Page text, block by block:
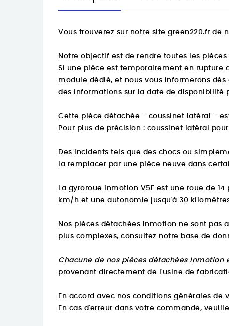
Vous trouverez sur notre site green220.fr de
Notre objectif est de rendre toutes les
Si une pièce est temporairement en rupture
module dédié, et nous vous informerons
des informations sur la date de disponibilité
Cette pièce détachée - coussinet latéral -
Pour plus de précision : coussinet latéral
Des incidents tels que des chocs ou
la remplacer par une pièce neuve dans
La gyroroue Inmotion V5F est une roue de
km/h et une autonomie jusqu'à 30
Nos pièces détachées Inmotion ne sont pas
plus complexes, consultez notre base de
Chacune de nos pièces détachées
provenant directement de l'usine de
En accord avec nos conditions générales
En cas d'erreur dans votre commande,